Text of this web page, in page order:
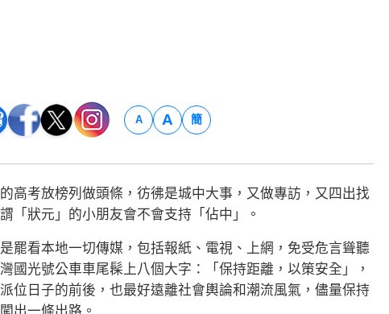
A A 簡
考放榜列做頭條，彷彿是城中大事，又做專訪，又四出找
「狀元」的小朋友會不會支持「佔中」。
看本地一切傳媒，包括報紙、電視、上網，免受危言聳聽
國光號公車車尾髹上八個大字：「保持距離，以策安全」，
位日子的前後，也最好遠離社會輿論和潮流風氣，儘量保持